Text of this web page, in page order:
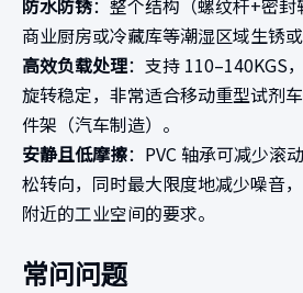
商业厨房或冷藏库等潮湿区域生锈或
高效负载处理：支持 110–140KGS
旋转稳定，非常适合移动重型试剂
件架（汽车制造）。
安静且低摩擦：PVC 轴承可减少滚
松转向，同时最大限度地减少噪音
附近的工业空间的要求。
常问问题